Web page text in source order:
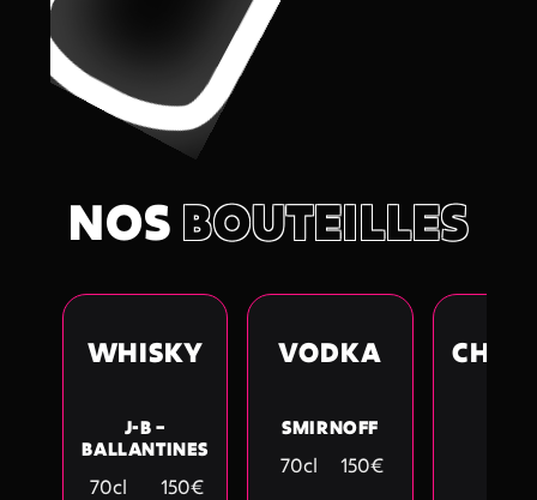
NOS BOUTEILLES
WHISKY
J-B –
BALLANTINES
70cl 150€
VODKA
SMIRNOFF
70cl 150€